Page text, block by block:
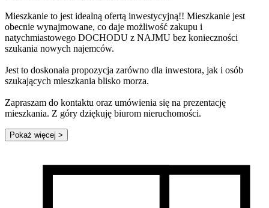
Mieszkanie to jest idealną ofertą inwestycyjną!! Mieszkanie jest
obecnie wynajmowane, co daje możliwość zakupu i
natychmiastowego DOCHODU z NAJMU bez konieczności
szukania nowych najemców.
Jest to doskonała propozycja zarówno dla inwestora, jak i osób
szukających mieszkania blisko morza.
Zapraszam do kontaktu oraz umówienia się na prezentację
mieszkania. Z góry dziękuję biurom nieruchomości.
Pokaż więcej >